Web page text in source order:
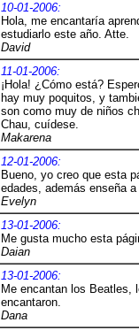
10-01-2006:
Hola, me encantaría
estudiarlo este año. Atte.
David
11-01-2006:
¡Hola! ¿Cómo está?
hay muy poquitos, y
son como muy de niños
Chau, cuídese.
Makarena
12-01-2006:
Bueno, yo creo que esta
edades, además enseña
Evelyn
13-01-2006:
Me gusta mucho esta
Daian
13-01-2006:
Me encantan los Beatles,
encantaron.
Dana